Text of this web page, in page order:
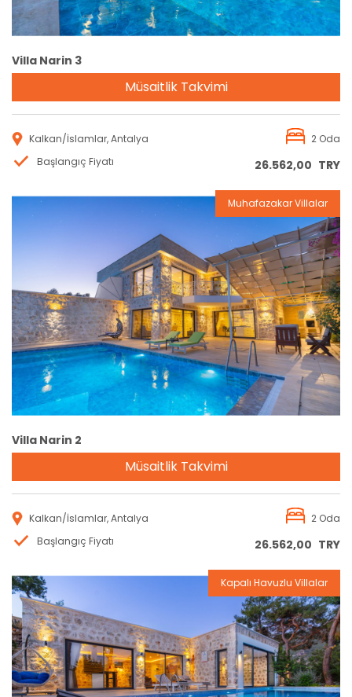
Villa Narin 3
Müsaitlik Takvimi
Kalkan/İslamlar, Antalya
2 Oda
Başlangıç Fiyatı
26.562,00 TRY
Rezervasyon
Muhafazakar Villalar
Villa Narin 2
Müsaitlik Takvimi
Kalkan/İslamlar, Antalya
2 Oda
Başlangıç Fiyatı
26.562,00 TRY
Rezervasyon
Kapalı Havuzlu Villalar